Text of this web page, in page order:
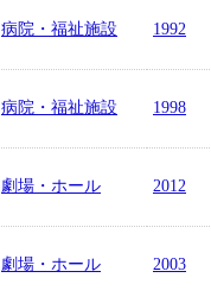
病院・福祉施設 1992
病院・福祉施設 1998
劇場・ホール 2012
劇場・ホール 2003